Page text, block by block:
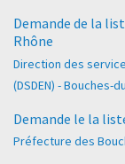
Demande de la
Rhône
Direction des
(DSDEN) - Bouches-
Demande le la
Préfecture des